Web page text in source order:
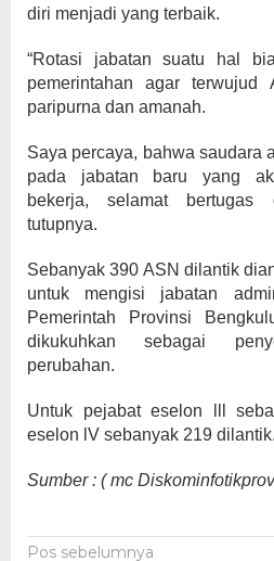
diri menjadi yang terbaik.
“Rotasi jabatan suatu hal
pemerintahan agar terwujud
paripurna dan amanah.
Saya percaya, bahwa saudara
pada jabatan baru yang
bekerja, selamat bertugas
tutupnya.
Sebanyak 390 ASN dilantik
untuk mengisi jabatan
Pemerintah Provinsi
dikukuhkan sebagai
perubahan.
Untuk pejabat eselon lll
eselon lV sebanyak 219 dilantik.
Sumber : ( mc
Pos sebelumnya